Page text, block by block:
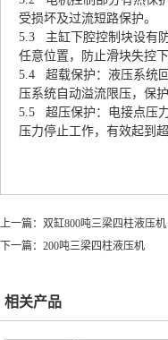
受损坏及过流短路保护。
5.3 主缸下腔控制块设有
任意位置，防止滑块失控下
5.4 超载保护：液压系统
压系统自动溢流限压，保
5.5 超压保护：电接点压
压力停止工作，有效起到
上一篇： 双缸800吨三梁四柱液压机
下一篇： 200吨三梁四柱液压机
相关产品